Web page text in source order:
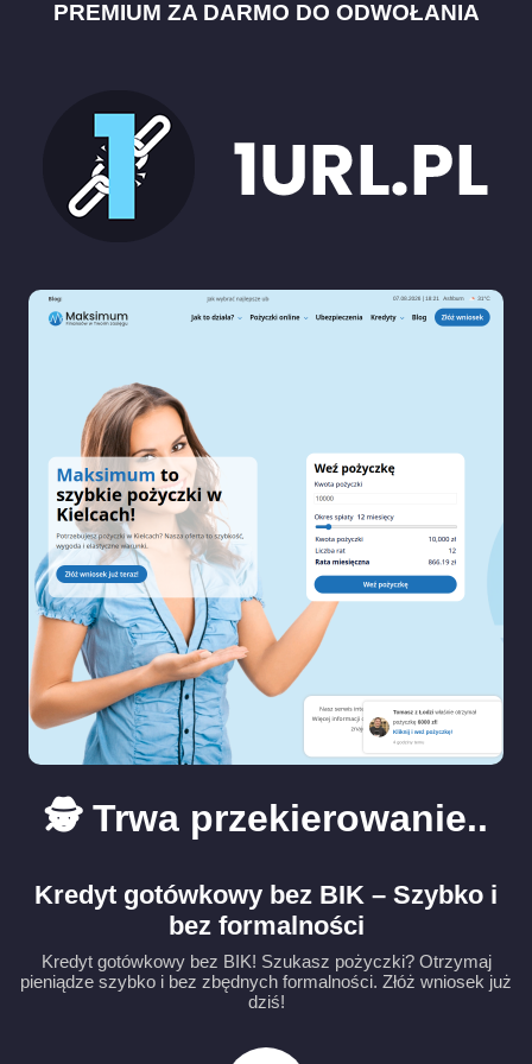
PREMIUM ZA DARMO DO ODWOŁANIA
🕵️ Trwa przekierowanie..
Kredyt gotówkowy bez BIK – Szybko i
bez formalności
Kredyt gotówkowy bez BIK! Szukasz pożyczki? Otrzymaj
pieniądze szybko i bez zbędnych formalności. Złóż wniosek już
dziś!